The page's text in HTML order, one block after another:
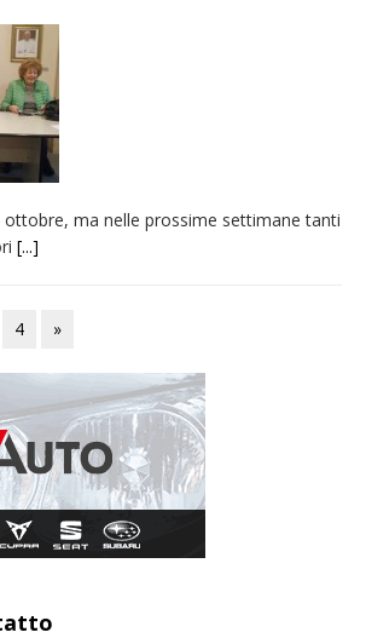
ottobre, ma nelle prossime settimane tanti
[...]
4 »